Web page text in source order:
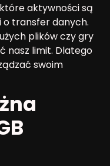
aktywności są
o transfer danych.
plików czy gry
nasz limit. Dlatego
swoim